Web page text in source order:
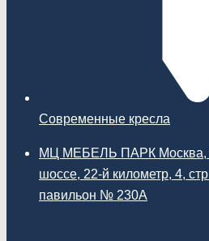
Современные кресла
МЦ МЕБЕЛЬ ПАРК Москва,
шоссе, 22-й километр, 4,
павильон № 230А